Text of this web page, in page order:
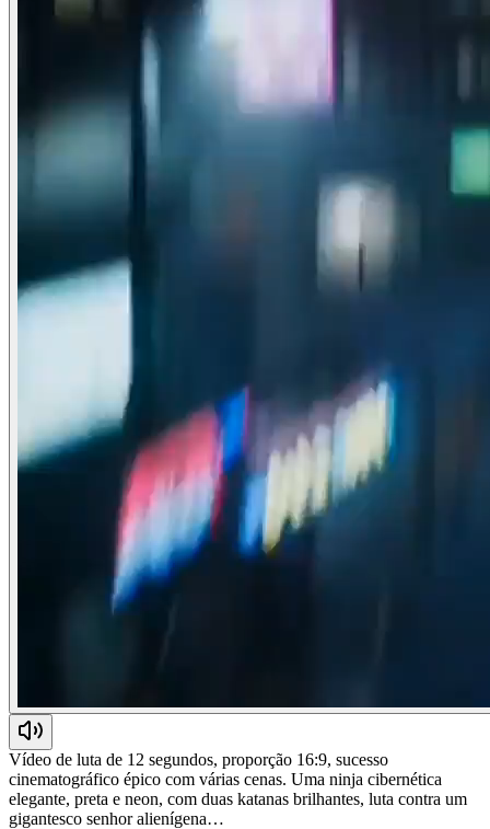
Vídeo de luta de 12 segundos, proporção 16:9, sucesso
cinematográfico épico com várias cenas. Uma ninja cibernética
elegante, preta e neon, com duas katanas brilhantes, luta contra um
gigantesco senhor alienígena…